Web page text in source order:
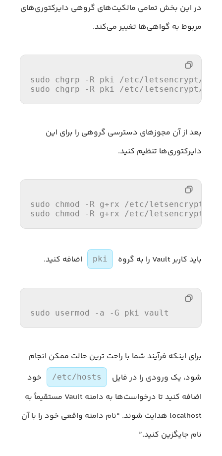
در این بخش تمامی مالکیت‌های گروهی دایرکتوری‌های
مربوط به گواهی‌ها تغییر می‌کند.
sudo chgrp -R pki /etc/letsencrypt/
sudo chgrp -R pki /etc/letsencrypt/
بعد از آن مجوز‌های دسترسی گروهی را برای این
دایرکتوری‌ها تنظیم کنید.
sudo chmod -R g+rx /etc/letsencrypt/
sudo chmod -R g+rx /etc/letsencrypt/
باید کاربر Vault را به گروه pki اضافه کنید.
sudo usermod - a -G pki vault
برای اینکه فرآیند شما با راحت ترین حالت ممکن انجام
شود، یک ورودی را در فایل
/etc/hosts
خود
اضافه کنید تا درخواست‌ها به دامنه Vault مستقیماً به
localhost هدایت شوند. “نام دامنه واقعی خود را با آن
نام جایگزین کنید.”